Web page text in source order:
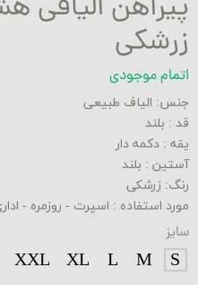
پیراهن الیافی
زرشکی
اتمام موجودی
جنس: الیاف طبیعی
قد : بلند
یقه : دکمه دار
آستین : بلند
رنگ: زرشکی
مورد استفاده : اسپرت - روزمره -
سایز
S
M
L
XL
XXL